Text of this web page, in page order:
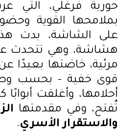
حورية فرغلي، التي
بملامحها القوية
على الشاشة، بدت
هشاشة، وهي تتحدث
مرئية، خاضتها بعيدًا
قوى خفية – بحسب
أحلامها، وأغلقت
تُفتح، وفي مقدمتها
والاستقرار الأسري.